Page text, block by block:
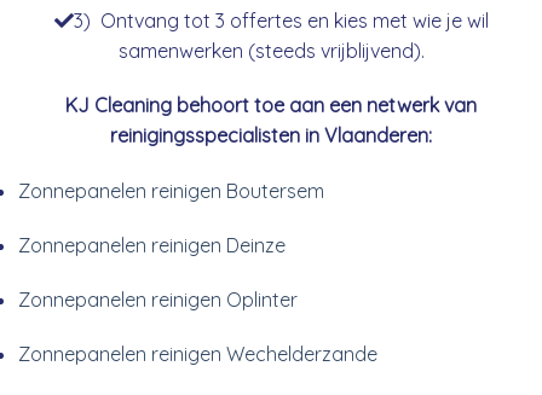
3) Ontvang tot 3 offertes en kies met wie je wil
samenwerken (steeds vrijblijvend).
KJ Cleaning behoort toe aan een netwerk van
reinigingsspecialisten in Vlaanderen:
Zonnepanelen reinigen Boutersem
Zonnepanelen reinigen Deinze
Zonnepanelen reinigen Oplinter
Zonnepanelen reinigen Wechelderzande